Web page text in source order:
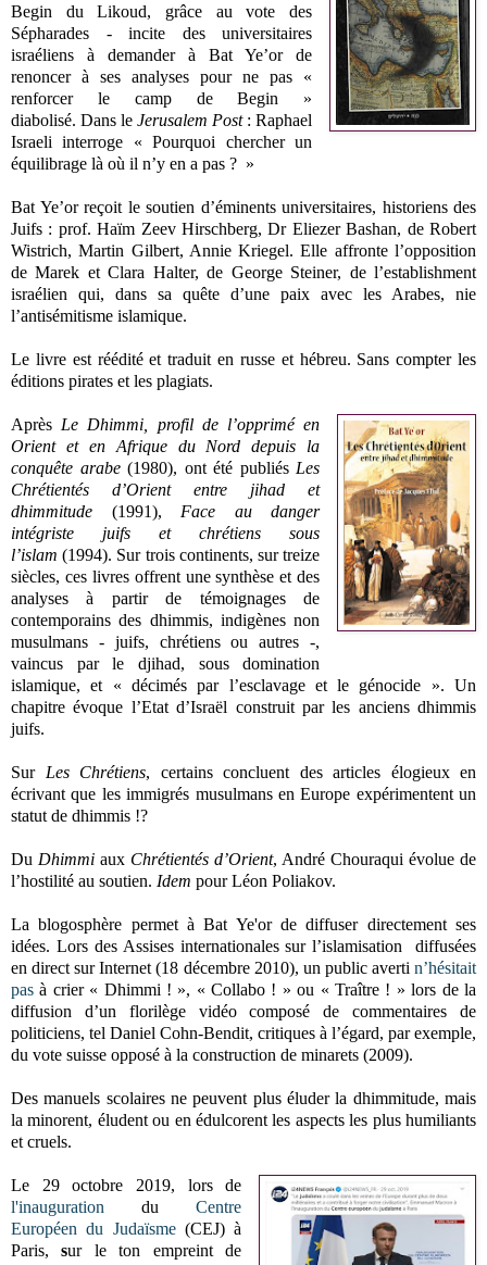
Begin du Likoud, grâce au vote des
Sépharades - incite des universitaires
israéliens à demander à Bat Ye’or de
renoncer à ses analyses pour ne pas «
renforcer le camp de Begin »
diabolisé.Dans leJerusalem Post: Raphael
Israeli interroge « Pourquoi chercher un
équilibrage là où il n’y en a pas ? »
Bat Ye’or reçoit le soutien d’éminents universitaires, historiens des
Juifs : prof. Haïm Zeev Hirschberg, Dr Eliezer Bashan, de Robert
Wistrich, Martin Gilbert, Annie Kriegel.Elle affronte l’opposition
de Marek et Clara Halter, de George Steiner, de l’establishment
israélien qui, dans sa quête d’une paix avec les Arabes, nie
l’antisémitisme islamique.
Le livre est réédité et traduit en russe et hébreu. Sans compter les
éditions pirates et les plagiats.
Après Le Dhimmi, profil de l’opprimé en
Orient et en Afrique du Nord depuis la
conquête arabe(1980), ont été publiés Les
Chrétientés d’Orient entre jihad et
dhimmitude (1991), Face au danger
intégriste juifs et chrétiens sous
l’islam(1994). Sur trois continents, sur treize
siècles, ces livres offrent une synthèse et des
analyses à partir de témoignages de
contemporains des dhimmis, indigènes non
musulmans - juifs, chrétiens ou autres -,
vaincus par le djihad, sous domination
islamique, et « décimés par l’esclavage et le génocide ». Un
chapitre évoque l’Etat d’Israël construit par les anciens dhimmis
juifs.
Sur Les Chrétiens, certains concluent des articles élogieux en
écrivant que les immigrés musulmans en Europe expérimentent un
statut de dhimmis !?
Du Dhimmi aux Chrétientés d’Orient, André Chouraqui évolue de
l’hostilité au soutien. Idem pour Léon Poliakov.
La blogosphère permet à Bat Ye'or de diffuser directement ses
idées. Lors des Assises internationales sur l’islamisation diffusées
en direct sur Internet (18 décembre 2010), un public averti n’hésitait
pas à crier « Dhimmi ! », « Collabo ! » ou « Traître ! » lors de la
diffusion d’un florilège vidéo composé de commentaires de
politiciens, tel Daniel Cohn-Bendit, critiques à l’égard, par exemple,
du vote suisse opposé à la construction de minarets (2009).
Des manuels scolaires ne peuvent plus éluder la dhimmitude, mais
la minorent, éludent ou en édulcorent les aspects les plus humiliants
et cruels.
Le 29 octobre 2019, lors de
l'inauguration duCentre
Européen du Judaïsme(CEJ) à
Paris, sur le ton empreint de